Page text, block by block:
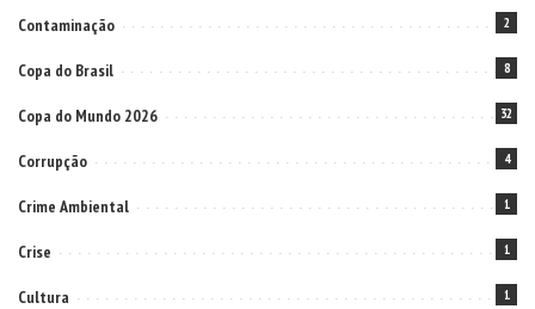
Contaminação 2
Copa do Brasil 8
Copa do Mundo 2026 32
Corrupção 4
Crime Ambiental 1
Crise 1
Cultura 1